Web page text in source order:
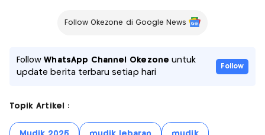
Follow Okezone di Google News
FollowWhatsApp Channel Okezone untuk
update berita terbaru setiap hari
Follow
Topik Artikel :